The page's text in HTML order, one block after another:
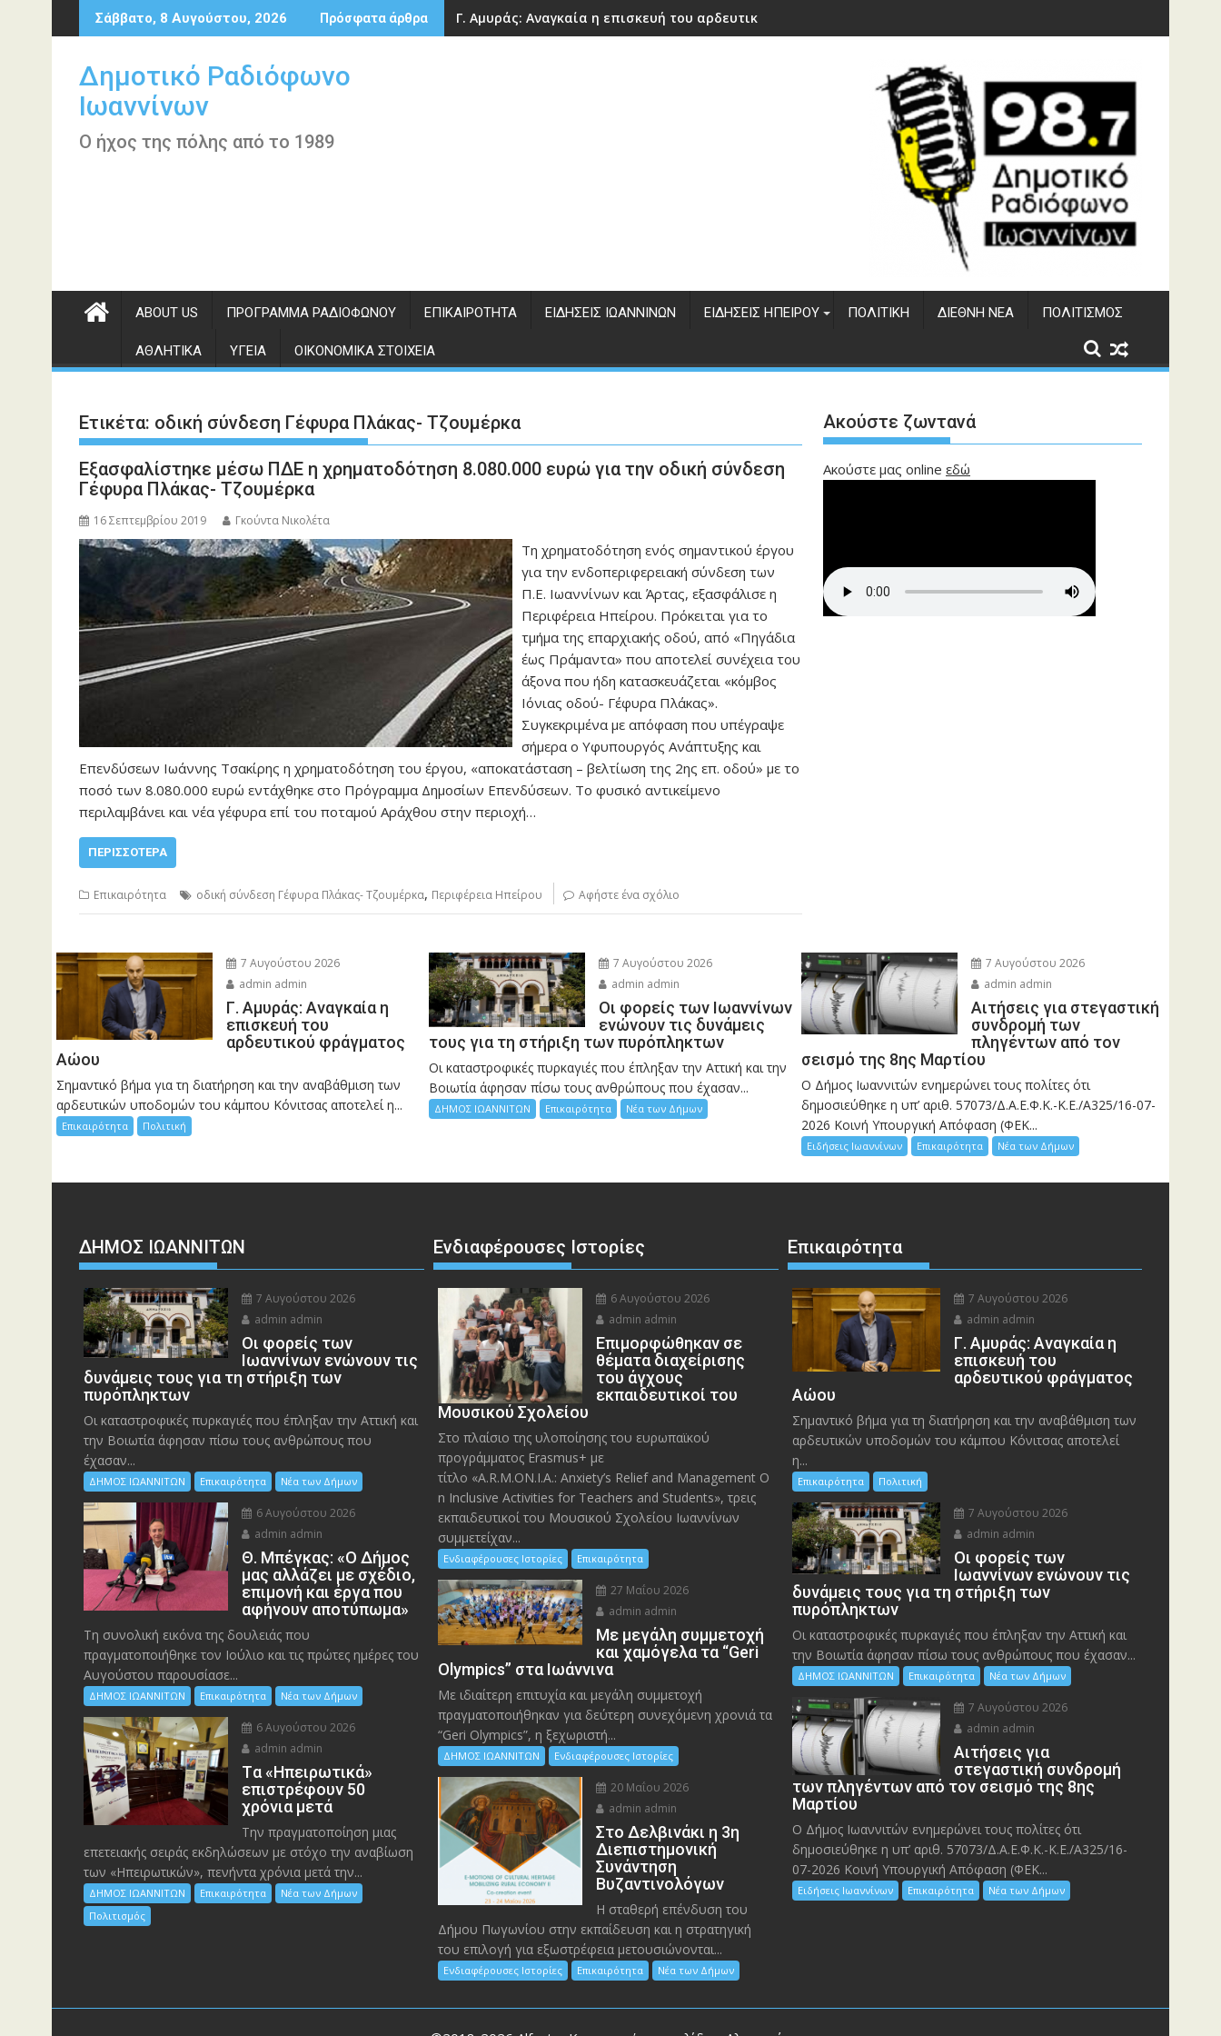
Περάστε
στο
Σάββατο, 8 Αυγούστου, 2026 Πρόσφατα άρθρα Γ. Αμυράς: Αναγκαία η επισκευή του αρδευτικού φράγματος Αώου
Δημοτικό Ραδιόφωνο
Ιωαννίνων
Ο ήχος της πόλης από το 1989
ABOUT US ΠΡΌΓΡΑΜΜΑ ΡΑΔΙΟΦΏΝΟΥ ΕΠΙΚΑΙΡΌΤΗΤΑ ΕΙΔΉΣΕΙΣ ΙΩΑΝΝΊΝΩΝ ΕΙΔΉΣΕΙΣ ΗΠΕΊΡΟΥ ΠΟΛΙΤΙΚΉ ΔΙΕΘΝΉ ΝΈΑ ΠΟΛΙΤΙΣΜΌΣ
ΑΘΛΗΤΙΚΆ ΥΓΕΊΑ ΟΙΚΟΝΟΜΙΚΆ ΣΤΟΙΧΕΊΑ
Ετικέτα: οδική σύνδεση Γέφυρα Πλάκας- Τζουμέρκα
Εξασφαλίστηκε μέσω ΠΔΕ η χρηματοδότηση 8.080.000 ευρώ για την οδική σύνδεση
Γέφυρα Πλάκας- Τζουμέρκα
16 Σεπτεμβρίου 2019 Γκούντα Νικολέτα
Τη χρηματοδότηση ενός σημαντικού έργου
για την ενδοπεριφερειακή σύνδεση των
Π.Ε. Ιωαννίνων και Άρτας, εξασφάλισε η
Περιφέρεια Ηπείρου. Πρόκειται για το
τμήμα της επαρχιακής οδού, από «Πηγάδια
έως Πράμαντα» που αποτελεί συνέχεια του
άξονα που ήδη κατασκευάζεται «κόμβος
Ιόνιας οδού- Γέφυρα Πλάκας».
Συγκεκριμένα με απόφαση που υπέγραψε
σήμερα ο Υφυπουργός Ανάπτυξης και
Επενδύσεων Ιωάννης Τσακίρης η χρηματοδότηση του έργου, «αποκατάσταση – βελτίωση της 2ης επ. οδού» με το
ποσό των 8.080.000 ευρώ εντάχθηκε στο Πρόγραμμα Δημοσίων Επενδύσεων. Το φυσικό αντικείμενο
περιλαμβάνει και νέα γέφυρα επί του ποταμού Αράχθου στην περιοχή…
ΠΕΡΙΣΣΌΤΕΡΑ
Επικαιρότητα οδική σύνδεση Γέφυρα Πλάκας- Τζουμέρκα, Περιφέρεια Ηπείρου Αφήστε ένα σχόλιο
Ακούστε ζωντανά
Ακούστε μας online εδώ
7 Αυγούστου 2026
admin admin
Γ. Αμυράς: Αναγκαία η
επισκευή του
αρδευτικού φράγματος
Αώου
Σημαντικό βήμα για τη διατήρηση και την αναβάθμιση των
αρδευτικών υποδομών του κάμπου Κόνιτσας αποτελεί η...
Επικαιρότητα Πολιτική
7 Αυγούστου 2026
admin admin
Οι φορείς των Ιωαννίνων
ενώνουν τις δυνάμεις
τους για τη στήριξη των πυρόπληκτων
Οι καταστροφικές πυρκαγιές που έπληξαν την Αττική και την
Bοιωτία άφησαν πίσω τους ανθρώπους που έχασαν...
ΔΗΜΟΣ ΙΩΑΝΝΙΤΩΝ Επικαιρότητα Νέα των Δήμων
7 Αυγούστου 2026
admin admin
Αιτήσεις για στεγαστική
συνδρομή των
πληγέντων από τον
σεισμό της 8ης Μαρτίου
Ο Δήμος Ιωαννιτών ενημερώνει τους πολίτες ότι
δημοσιεύθηκε η υπ’ αριθ. 57073/Δ.Α.Ε.Φ.Κ.-Κ.Ε./Α325/16-07-
2026 Κοινή Υπουργική Απόφαση (ΦΕΚ...
Ειδήσεις Ιωαννίνων Επικαιρότητα Νέα των Δήμων
ΔΗΜΟΣ ΙΩΑΝΝΙΤΩΝ
7 Αυγούστου 2026
admin admin
Οι φορείς των
Ιωαννίνων ενώνουν τις
δυνάμεις τους για τη στήριξη των
πυρόπληκτων
Οι καταστροφικές πυρκαγιές που έπληξαν την Αττική και
την Bοιωτία άφησαν πίσω τους ανθρώπους που
έχασαν...
ΔΗΜΟΣ ΙΩΑΝΝΙΤΩΝ Επικαιρότητα Νέα των Δήμων
6 Αυγούστου 2026
admin admin
Θ. Μπέγκας: «Ο Δήμος
μας αλλάζει με σχέδιο,
επιμονή και έργα που
αφήνουν αποτύπωμα»
Τη συνολική εικόνα της δουλειάς που
πραγματοποιήθηκε τον Ιούλιο και τις πρώτες ημέρες του
Αυγούστου παρουσίασε...
ΔΗΜΟΣ ΙΩΑΝΝΙΤΩΝ Επικαιρότητα Νέα των Δήμων
6 Αυγούστου 2026
admin admin
Tα «Ηπειρωτικά»
επιστρέφουν 50
χρόνια μετά
Την πραγματοποίηση μιας
επετειακής σειράς εκδηλώσεων με στόχο την αναβίωση
των «Ηπειρωτικών», πενήντα χρόνια μετά την...
ΔΗΜΟΣ ΙΩΑΝΝΙΤΩΝ Επικαιρότητα
Νέα των Δήμων
Πολιτισμός
Ενδιαφέρουσες Ιστορίες
6 Αυγούστου 2026
admin admin
Eπιμορφώθηκαν σε
θέματα διαχείρισης
του άγχους
εκπαιδευτικοί του
Μουσικού Σχολείου
Στο πλαίσιο της υλοποίησης του ευρωπαϊκού
προγράμματος Erasmus+ με
τίτλο «A.R.M.ON.I.A.: Anxiety’s Relief and Management O
n Inclusive Activities for Teachers and Students», τρεις
εκπαιδευτικοί του Μουσικού Σχολείου Ιωαννίνων
συμμετείχαν...
Ενδιαφέρουσες Ιστορίες Επικαιρότητα
27 Μαΐου 2026
admin admin
Με μεγάλη συμμετοχή
και χαμόγελα τα “Geri
Olympics” στα Ιωάννινα
Με ιδιαίτερη επιτυχία και μεγάλη συμμετοχή
πραγματοποιήθηκαν για δεύτερη συνεχόμενη χρονιά τα
“Geri Olympics”, η ξεχωριστή...
ΔΗΜΟΣ ΙΩΑΝΝΙΤΩΝ Ενδιαφέρουσες Ιστορίες
20 Μαΐου 2026
admin admin
Στο Δελβινάκι η 3η
Διεπιστημονική
Συνάντηση
Βυζαντινολόγων
Η σταθερή επένδυση του
Δήμου Πωγωνίου στην εκπαίδευση και η στρατηγική
του επιλογή για εξωστρέφεια μετουσιώνονται...
Ενδιαφέρουσες Ιστορίες Επικαιρότητα Νέα των Δήμων
Επικαιρότητα
7 Αυγούστου 2026
admin admin
Γ. Αμυράς: Αναγκαία η
επισκευή του
αρδευτικού φράγματος
Αώου
Σημαντικό βήμα για τη διατήρηση και την αναβάθμιση των
αρδευτικών υποδομών του κάμπου Κόνιτσας αποτελεί
η...
Επικαιρότητα Πολιτική
7 Αυγούστου 2026
admin admin
Οι φορείς των
Ιωαννίνων ενώνουν τις
δυνάμεις τους για τη στήριξη των
πυρόπληκτων
Οι καταστροφικές πυρκαγιές που έπληξαν την Αττική και
την Bοιωτία άφησαν πίσω τους ανθρώπους που έχασαν...
ΔΗΜΟΣ ΙΩΑΝΝΙΤΩΝ Επικαιρότητα Νέα των Δήμων
7 Αυγούστου 2026
admin admin
Αιτήσεις για
στεγαστική συνδρομή
των πληγέντων από τον σεισμό της 8ης
Μαρτίου
Ο Δήμος Ιωαννιτών ενημερώνει τους πολίτες ότι
δημοσιεύθηκε η υπ’ αριθ. 57073/Δ.Α.Ε.Φ.Κ.-Κ.Ε./Α325/16-
07-2026 Κοινή Υπουργική Απόφαση (ΦΕΚ...
Ειδήσεις Ιωαννίνων Επικαιρότητα Νέα των Δήμων